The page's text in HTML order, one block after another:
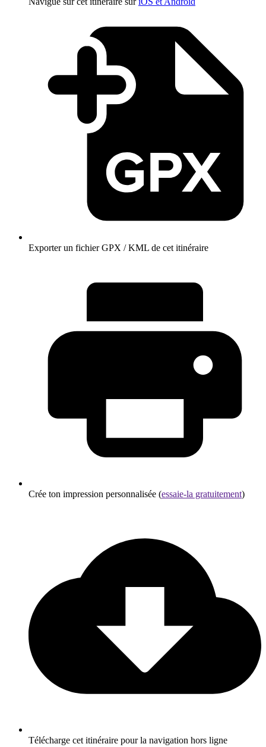
Exporter un fichier GPX / KML de cet itinéraire
Crée ton impression personnalisée (essaie-la gratuitement)
Télécharge cet itinéraire pour la navigation hors ligne